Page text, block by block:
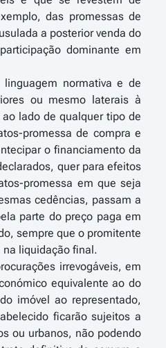
das promessas de
a posterior venda do
dominante em
normativa e de
ou mesmo laterais à
lado de qualquer tipo de
promessa de compra e
o financiamento da
quer para efeitos
promessa em que seja
cedências, passam a
parte do preço paga em
sempre que o promitente
na liquidação final.
irrevogáveis, em
equivalente ao do
imóvel ao representado,
ficarão sujeitos a
ou urbanos, não podendo